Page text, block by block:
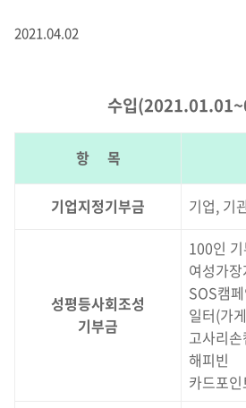
2021.04.02
수입
항 목
기업지정기부금 기업, 기
성평등사회조성
기부금
100인
여성가
SOS캠
일터(가
고사리
해피빈
카드포